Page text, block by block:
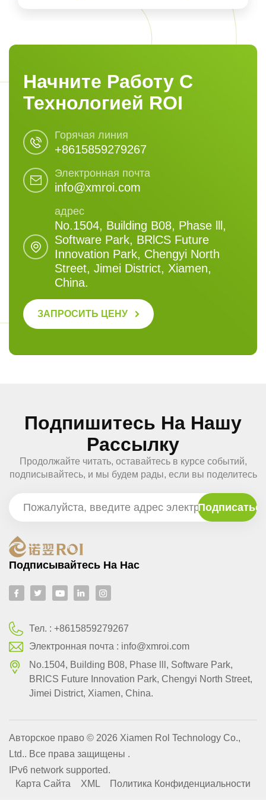
Начните Работу С
Технологией ROI
Горячая линия
+8615859279267
Электронная почта
info@xmroi.com
адрес
No.1504, Building B08, Phase lll,
Software Park, BRlCS Future
Innovation Park, Chengyi North
Street, Jimei District, Xiamen,
China.
ЗАПРОСИТЬ ЦЕНУ
Подпишитесь На Нашу
Рассылку
Продолжайте читать, оставайтесь в курсе событий,
подписывайтесь, и мы будем рады, если вы поделитесь
Подписывайтесь На Нас
Тел. :+8615859279267
Электронная почта : info@xmroi.com
No.1504, Building B08, Phase lll, Software Park,
BRlCS Future Innovation Park, Chengyi North Street,
Jimei District, Xiamen, China.
Авторское право © 2026 Xiamen Rol Technology Co.,
Ltd.. Все права защищены .
IPv6 network supported.
Карта Сайта
XML Политика Конфиденциальности